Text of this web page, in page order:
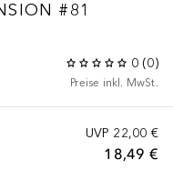
#81
0 (0)
Preise inkl. MwSt.
UVP 22,00 €
18,49 €